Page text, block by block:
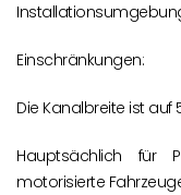
Einschränkungen:
Die Kanalbreite ist
Hauptsächlich für
motorisierte